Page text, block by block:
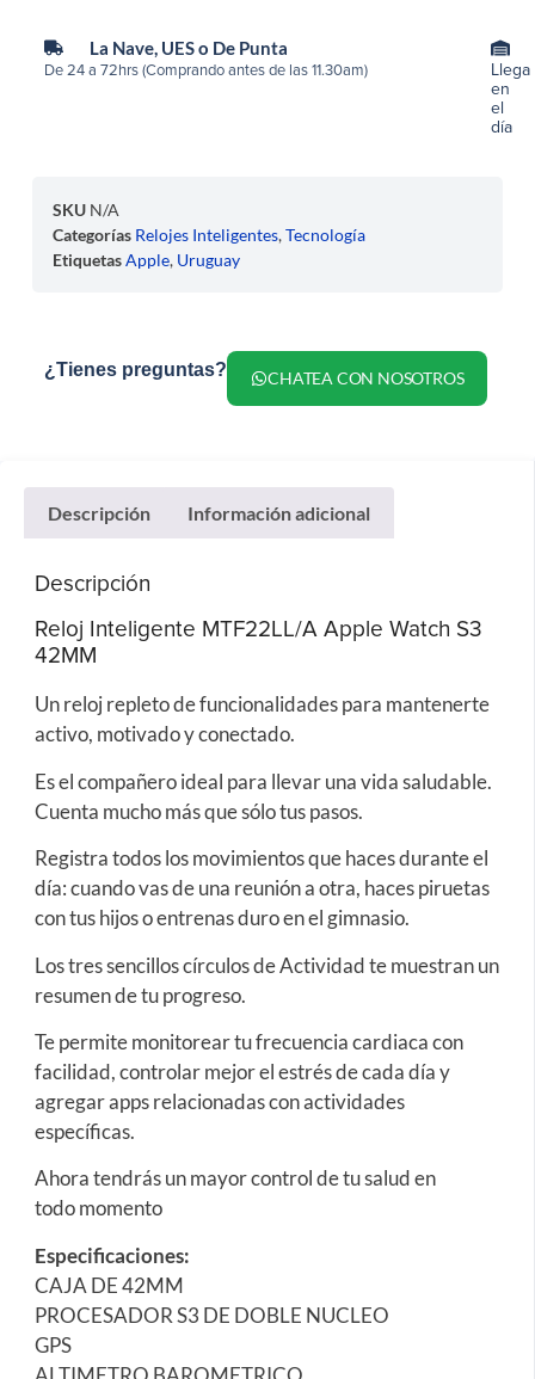
La Nave, UES o De Punta
De 24 a 72hrs (Comprando antes de las 11.30am)
Llega
en
el
día
SKU N/A
Categorías Relojes Inteligentes,Tecnología
EtiquetasApple, Uruguay
¿Tienes preguntas? CHATEA CON NOSOTROS
Descripción Información adicional
Descripción
Reloj Inteligente MTF22LL/A Apple Watch S3
42MM
Un reloj repleto de funcionalidades para mantenerte
activo, motivado y conectado.
Es el compañero ideal para llevar una vida saludable.
Cuenta mucho más que sólo tus pasos.
Registra todos los movimientos que haces durante el
día: cuando vas de una reunión a otra, haces piruetas
con tus hijos o entrenas duro en el gimnasio.
Los tres sencillos círculos de Actividad te muestran un
resumen de tu progreso.
Te permite monitorear tu frecuencia cardiaca con
facilidad, controlar mejor el estrés de cada día y
agregar apps relacionadas con actividades
específicas.
Ahora tendrás un mayor control de tu salud en
todo momento
Especificaciones:
CAJA DE 42MM
PROCESADOR S3 DE DOBLE NUCLEO
GPS